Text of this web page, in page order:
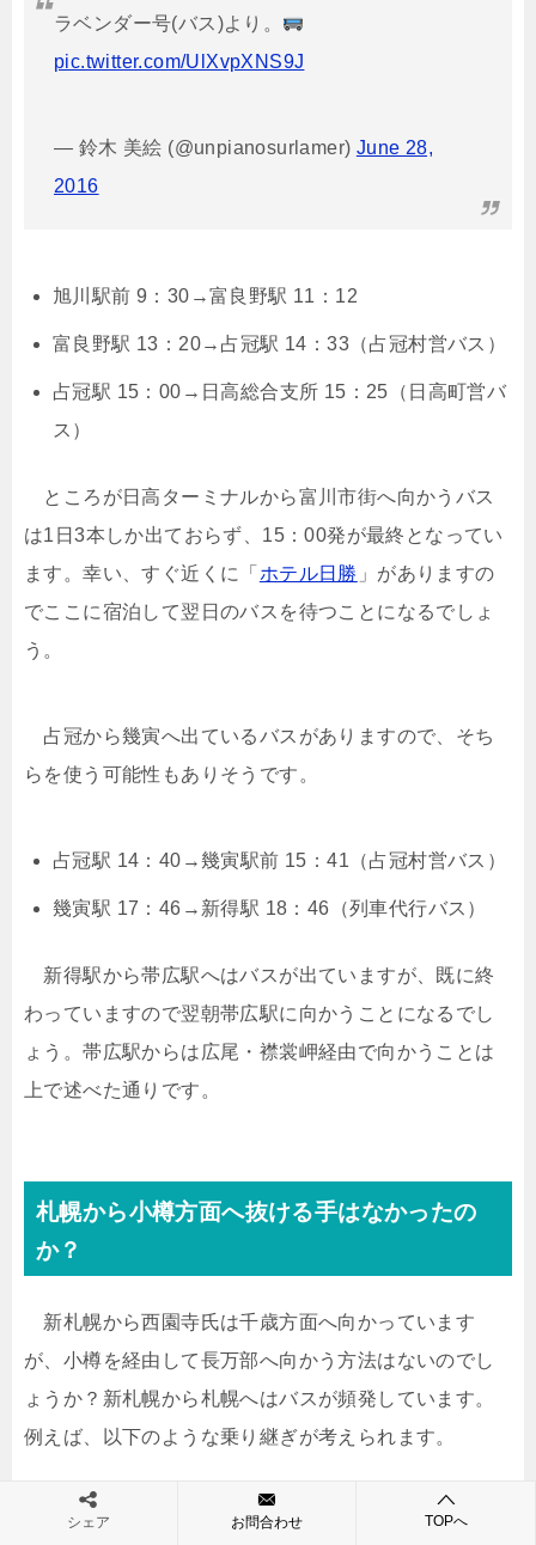
ラベンダー号(バス)より。
pic.twitter.com/UlXvpXNS9J
— 鈴木 美絵 (@unpianosurlamer) June 28,
2016
旭川駅前 9：30→富良野駅 11：12
富良野駅 13：20→占冠駅 14：33（占冠村営バス）
占冠駅 15：00→日高総合支所 15：25（日高町営バ
ス）
ところが日高ターミナルから富川市街へ向かうバス
は1日3本しか出ておらず、15：00発が最終となってい
ます。幸い、すぐ近くに「 ホテル日勝 」がありますの
でここに宿泊して翌日のバスを待つことになるでしょ
う。
占冠から幾寅へ出ているバスがありますので、そち
らを使う可能性もありそうです。
占冠駅 14：40→幾寅駅前 15：41（占冠村営バス）
幾寅駅 17：46→新得駅 18：46（列車代行バス）
新得駅から帯広駅へはバスが出ていますが、既に終
わっていますので翌朝帯広駅に向かうことになるでし
ょう。帯広駅からは広尾・襟裳岬経由で向かうことは
上で述べた通りです。
札幌から小樽方面へ抜ける手はなかったの
か？
新札幌から西園寺氏は千歳方面へ向かっています
が、小樽を経由して長万部へ向かう方法はないのでし
ょうか？新札幌から札幌へはバスが頻発しています。
例えば、以下のような乗り継ぎが考えられます。
札幌駅 12：03→手稲駅西口 13：04
シェア お問合わせ TOPへ